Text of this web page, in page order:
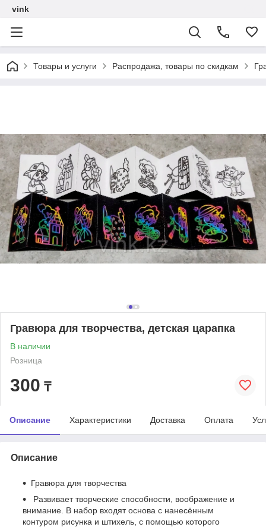
vink
Товары и услуги Распродажа, товары по скидкам
Гравюра для творчества, детская царапка
В наличии
Розница
300 ₸
Описание Характеристики Доставка Оплата
Описание
Гравюра для творчества
Развивает творческие способности, воображение и
внимание. В набор входят основа с нанесённым
контуром рисунка и штихель, с помощью которого